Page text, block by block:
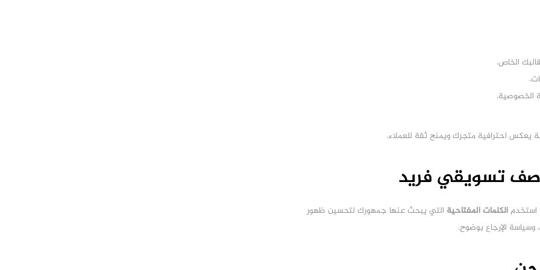
الخاص.
الخصوصية.
يعكس احترافية متجرك ويمنح ثقة للعملاء.
استخدم الكلمات المفتاحية التي يبحث عنها جمهورك لتحسين ظهور
الإرجاع بوضوح.